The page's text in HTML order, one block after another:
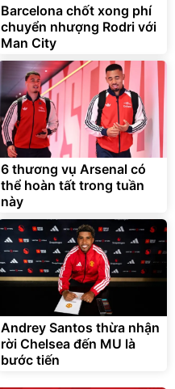
Barcelona chốt xong phí
chuyển nhượng Rodri với
Man City
6 thương vụ Arsenal có
thể hoàn tất trong tuần
này
Andrey Santos thừa nhận
rời Chelsea đến MU là
bước tiến